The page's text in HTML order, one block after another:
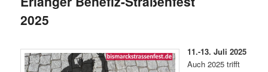
2025
11.-13. Juli 2025
Auch 2025 trifft